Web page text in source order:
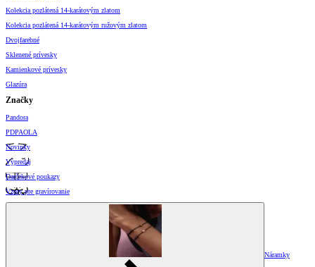
Kolekcia pozlátená 14-karátovým zlatom
Kolekcia pozlátená 14-karátovým ružovým zlatom
Dvojfarebné
Sklenené prívesky
Kamienkové prívesky
Glazúra
Značky
Pandora
PDPAOLA
Novinky
Výpredaj
Darčekové poukazy
Vzory pre gravírovanie
Náramky